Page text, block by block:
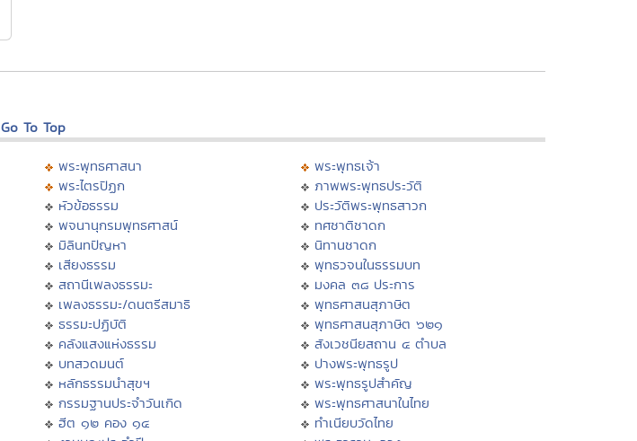
Go To Top
พระพุทธศาสนา
พระไตรปิฏก
หัวข้อธรรม
พจนานุกรมพุทธศาสน์
มิลินทปัญหา
เสียงธรรม
สถานีเพลงธรรมะ
เพลงธรรมะ/ดนตรีสมาธิ
ธรรมะปฏิบัติ
คลังแสงแห่งธรรม
บทสวดมนต์
หลักธรรมนำสุขฯ
กรรมฐานประจำวันเกิด
ฮีต ๑๒ คอง ๑๔
พระพุทธเจ้า
ภาพพระพุทธประวัติ
ประวัติพระพุทธสาวก
ทศชาติชาดก
นิทานชาดก
พุทธวจนในธรรมบท
มงคล ๓๘ ประการ
พุทธศาสนสุภาษิต
พุทธศาสนสุภาษิต ๖๒๑
สังเวชนียสถาน ๔ ตำบล
ปางพระพุทธรูป
พระพุทธรูปสำคัญ
พระพุทธศาสนาในไทย
ทำเนียบวัดไทย